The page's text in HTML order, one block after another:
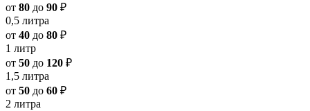
от 80 до 90 ₽
0,5 литра
от 40 до 80 ₽
1 литр
от 50 до 120 ₽
1,5 литра
от 50 до 60 ₽
2 литра